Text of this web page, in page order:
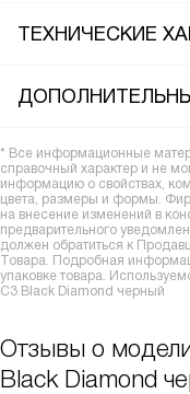
ТЕХНИЧЕСКИЕ
* Все информационные
справочный характер и не
информацию о свойствах,
цвета, размеры и формы.
на внесение изменений в
предварительного
должен обратиться к
Товара. Подробная
упаковке товара.
C3 Black Diamond черный
Отзывы о
Black Diamond